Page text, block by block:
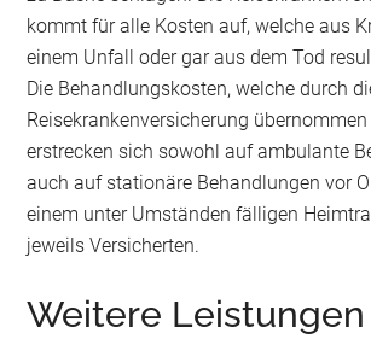
kommt für alle Kosten auf, welche aus
einem Unfall oder gar aus dem Tod
Die Behandlungskosten, welche durch
Reisekrankenversicherung übernommen
erstrecken sich sowohl auf ambulante
auch auf stationäre Behandlungen vor
einem unter Umständen fälligen
jeweils Versicherten.
Weitere Leistungen